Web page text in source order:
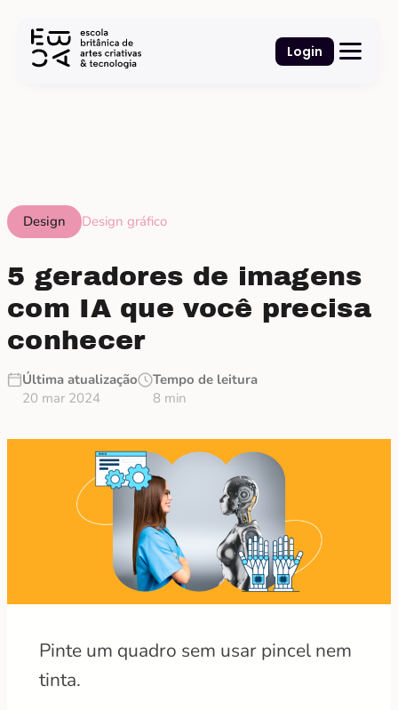
Login
Design Design gráfico
5 geradores de imagens
com IA que você precisa
conhecer
Última atualização
20 mar 2024
Tempo de leitura
8 min
Pinte um quadro sem usar pincel nem
tinta.